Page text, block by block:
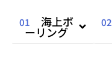
01 海上ボ
ーリング
02